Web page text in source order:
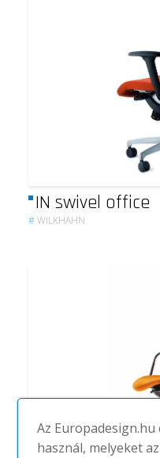
IN swivel office
#WILKHAHN
Az
használ, melyeket